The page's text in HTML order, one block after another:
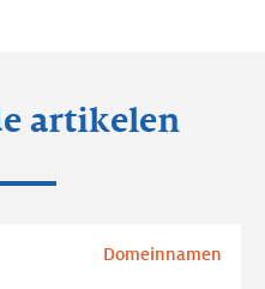
artikelen
Domeinnamen